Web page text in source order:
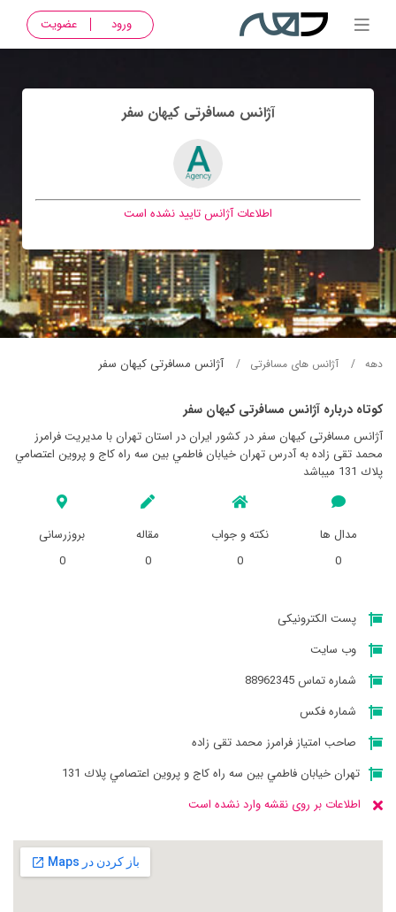
ورود عضویت
آژانس مسافرتی كيهان سفر
اطلاعات آژانس تایید نشده است
دهه آژانس های مسافرتی آژانس مسافرتی كيهان سفر
کوتاه درباره آژانس مسافرتی كيهان سفر
آژانس مسافرتی كيهان سفر در کشور ایران در استان تهران با مدیریت فرامرز
محمد تقی زاده به آدرس تهران خيابان فاطمي بين سه راه كاج و پروين اعتصامي
پلاك 131 میباشد
مدال ها
0
نکته و جواب
0
مقاله
0
بروزرسانی
0
پست الکترونیکی
وب سایت
شماره تماس 88962345
شماره فکس
صاحب امتیاز فرامرز محمد تقی زاده
تهران خيابان فاطمي بين سه راه كاج و پروين اعتصامي پلاك 131
اطلاعات بر روی نقشه وارد نشده است